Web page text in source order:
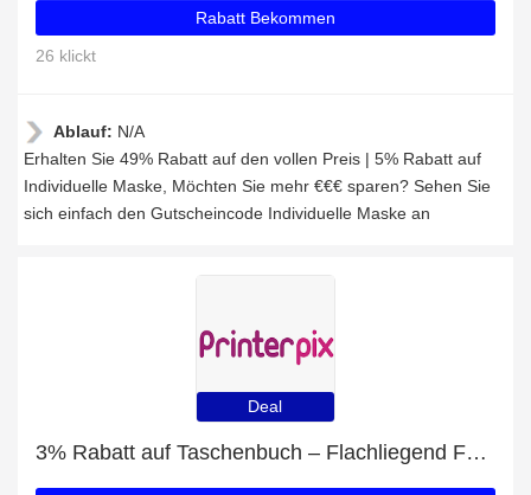
Rabatt Bekommen
26 klickt
Ablauf: N/A
Erhalten Sie 49% Rabatt auf den vollen Preis | 5% Rabatt auf
Individuelle Maske, Möchten Sie mehr €€€ sparen? Sehen Sie
sich einfach den Gutscheincode Individuelle Maske an
Deal
3% Rabatt auf Taschenbuch – Flachliegend Foto Seiten